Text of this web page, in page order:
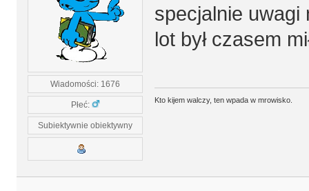
Wiadomości: 1676
Płeć:
Subiektywnie obiektywny
specjalnie uwagi
lot był czasem
Kto kijem walczy, ten wpada w mrowisko.